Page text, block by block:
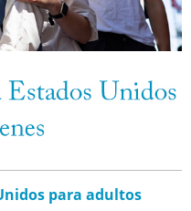
para adultos